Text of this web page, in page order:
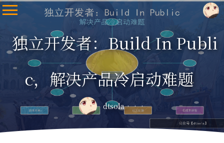
独立开发者：Build In Publi
c，解决产品冷启动难题
dtsola